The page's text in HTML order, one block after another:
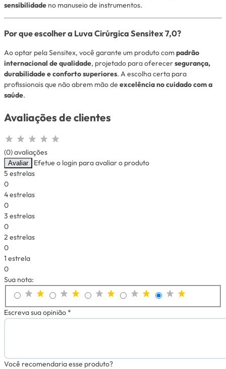
sensibilidade no manuseio de instrumentos.
Por que escolher a Luva Cirúrgica Sensitex 7,0?
Ao optar pela Sensitex, você garante um produto compadrão
internacional de qualidade, projetado para oferecersegurança,
durabilidade e conforto superiores. A escolha certa para
profissionais que não abrem mão de excelência no cuidado com a
saúde.
Avaliações de clientes
(0) avaliações
Avaliar
Efetue o login para avaliar o produto
5 estrelas
0
4 estrelas
0
3 estrelas
0
2 estrelas
0
1 estrela
0
Sua nota:
Escreva sua opinião *
Você recomendaria esse produto?